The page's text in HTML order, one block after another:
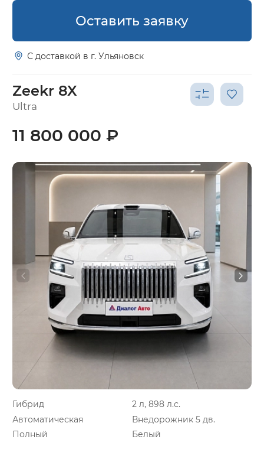
Оставить заявку
С доставкой в г. Ульяновск
Zeekr 8X
Ultra
Гибрид
2 л, 898 л.с.
Автоматическая
Внедорожник 5 дв.
Полный
Белый
11 800 000 ₽